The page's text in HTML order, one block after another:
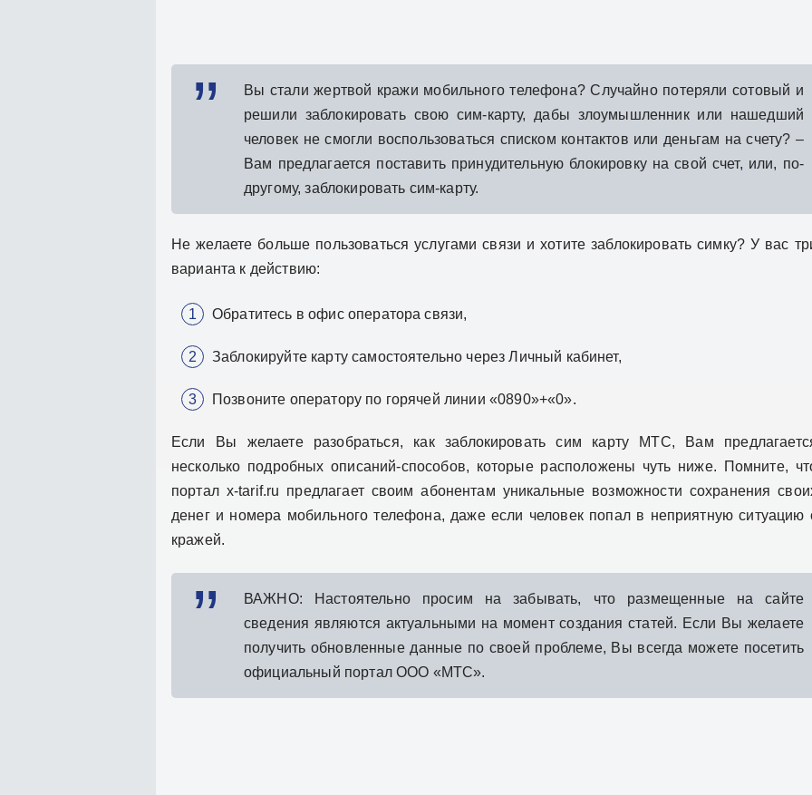
Вы стали жертвой кражи мобильного телефона? Случайно потеряли сотовый и
решили заблокировать свою сим-карту, дабы злоумышленник или нашедший
человек не смогли воспользоваться списком контактов или деньгам на счету? –
Вам предлагается поставить принудительную блокировку на свой счет, или, по-
другому, заблокировать сим-карту.
Не желаете больше пользоваться услугами связи и хотите заблокировать симку? У вас
варианта к действию:
Обратитесь в офис оператора связи,
Заблокируйте карту самостоятельно через Личный кабинет,
Позвоните оператору по горячей линии «0890»+«0».
Если Вы желаете разобраться, как заблокировать сим карту МТС, Вам
несколько подробных описаний-способов, которые расположены чуть ниже. Помните,
портал x-tarif.ru предлагает своим абонентам уникальные возможности сохранения
денег и номера мобильного телефона, даже если человек попал в неприятную ситуацию
кражей.
ВАЖНО: Настоятельно просим на забывать, что размещенные на сайте
сведения являются актуальными на момент создания статей. Если Вы желаете
получить обновленные данные по своей проблеме, Вы всегда можете посетить
официальный портал ООО «МТС».